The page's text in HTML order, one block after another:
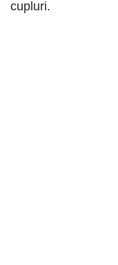
cupluri.